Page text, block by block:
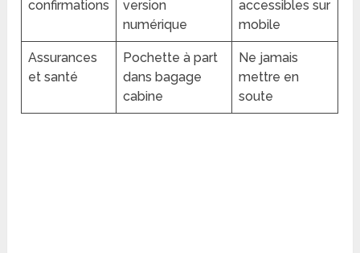
confirmations
version
numérique
accessibles sur
mobile
Assurances
et santé
Pochette à part
dans bagage
cabine
Ne jamais
mettre en
soute